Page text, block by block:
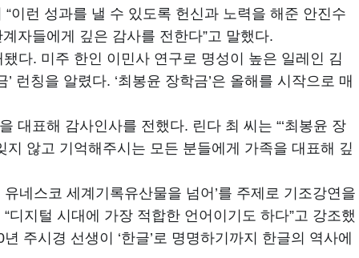
이런 성과를 낼 수 있도록 헌신과 노력을 해준 안진수
자들에게 깊은 감사를 전한다”고 말했다.
다. 미주 한인 이민사 연구로 명성이 높은 일레인 김
런칭을 알렸다. ‘최봉윤 장학금’은 올해를 시작으로 매
대표해 감사인사를 전했다. 린다 최 씨는 “‘최봉윤 장
지 않고 기억해주시는 모든 분들에게 가족을 대표해 깊
네스코 세계기록유산물을 넘어’를 주제로 기조강연을
지털 시대에 가장 적합한 언어이기도 하다”고 강조했
주시경 선생이 ‘한글’로 명명하기까지 한글의 역사에